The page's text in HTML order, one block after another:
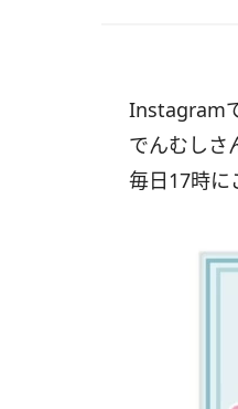
Instagram
でんむしさ
毎日17時に